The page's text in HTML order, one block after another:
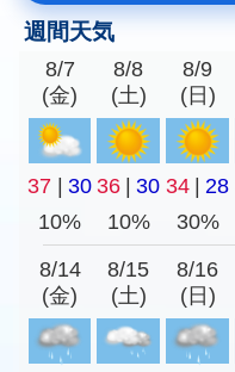
週間天気
8/7
(金)
8/8
(土)
8/9
(日)
37 | 30 36 | 30 34 | 28
10%
10% 30%
8/14
(金)
8/15
(土)
8/16
(日)